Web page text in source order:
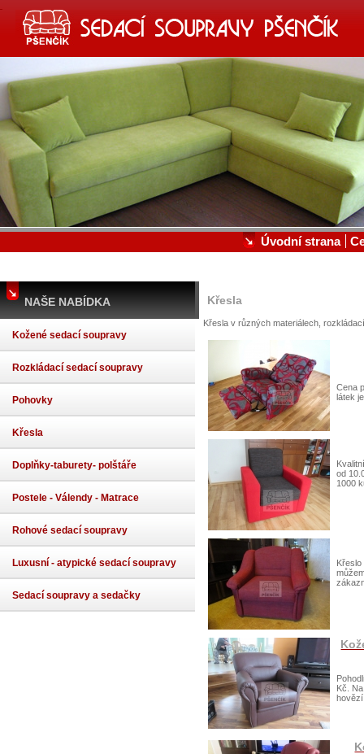
SEDACÍ SOUPRAVY, KOŽENÉ
VÝROBA A PRODEJ SEDACÍCH SOUPRAV A POSTELÍ
Úvodní strana
Křesla
Křesla v různých materiálech,
Cena
látek
od
1000
Kč.
NAŠE NABÍDKA
Kožené sedací soupravy
Rozkládací sedací soupravy
Pohovky
Křesla
Doplňky-taburety- polštáře
Postele - Válendy - Matrace
Rohové sedací soupravy
Luxusní - atypické sedací soupravy
Sedací soupravy a sedačky